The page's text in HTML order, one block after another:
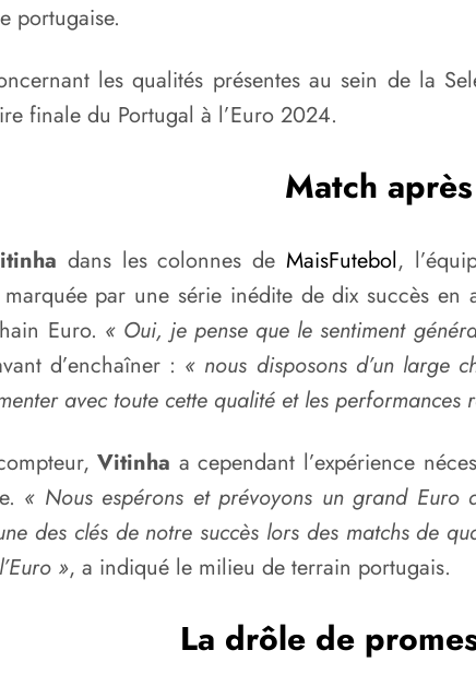
portugaise.
les qualités présentes au sein de la
finale du Portugal à l’Euro 2024.
Match
dans les colonnes de MaisFutebol,
par une série inédite de dix succès
Euro. « Oui, je pense que le sentiment
d’enchaîner : « nous disposons d’un large
avec toute cette qualité et les performances
Vitinha a cependant l’expérience
« Nous espérons et prévoyons un grand
des clés de notre succès lors des matchs de
», a indiqué le milieu de terrain portugais.
La drôle de